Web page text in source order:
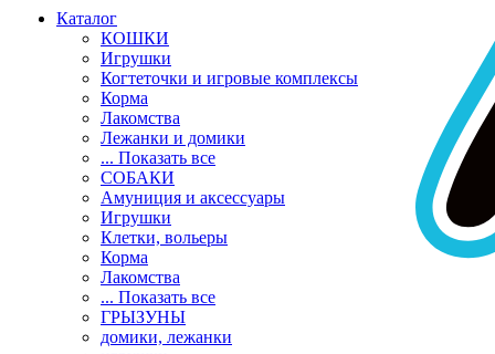
Каталог
КОШКИ
Игрушки
Когтеточки и игровые комплексы
Корма
Лакомства
Лежанки и домики
... Показать все
СОБАКИ
Амуниция и аксессуары
Игрушки
Клетки, вольеры
Корма
Лакомства
... Показать все
ГРЫЗУНЫ
домики, лежанки